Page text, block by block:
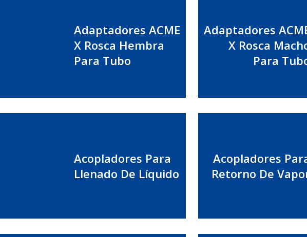
Adaptadores ACME
X Rosca Hembra
Para Tubo
Adaptadores
X Rosca
Para
Acopladores Para
Llenado De Líquido
Acopladores
Retorno De